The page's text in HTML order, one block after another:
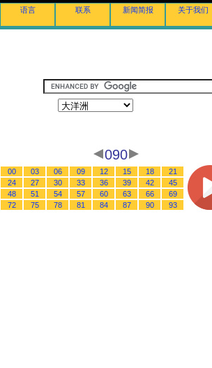
语言 联系 新闻简报 关于我们
090
00 03 06 09 12 15 18
21
24
27 30 33 36 39 42
45
48
51 54 57 60 63 66
69
72
75 78 81 84 87 90 93